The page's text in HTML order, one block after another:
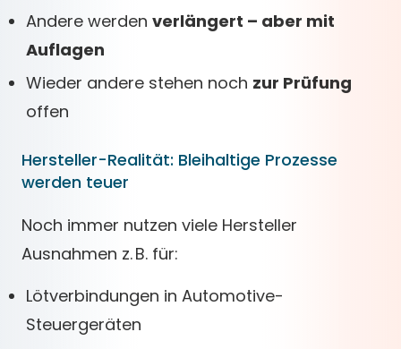
Andere werden verlängert – aber mit
Auflagen
Wieder andere stehen noch zur Prüfung
offen
Hersteller-Realität: Bleihaltige Prozesse
werden teuer
Noch immer nutzen viele Hersteller
Ausnahmen z. B. für:
Lötverbindungen in Automotive-
Steuergeräten